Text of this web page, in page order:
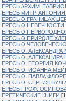
ЕРЕСЬ АРХИМ.
ЕРЕСЬ МИТР.
ЕРЕСЬ О ГРАНИЦАХ
ЕРЕСЬ О НЕВЕЧНОСТИ
ЕРЕСЬ О
ЕРЕСЬ О ПРИРОДЕ
ЕРЕСЬ О
ЕРЕСЬ О. АЛЕКСАНДРА
ЕРЕСЬ О.
ЕРЕСЬ О. ГЕОРГИЯ
ЕРЕСЬ О. ИОАННА
ЕРЕСЬ О. ПАВЛА
ЕРЕСЬ О. СЕРГИЯ
ЕРЕСЬ ПРОФ.
ЕРЕТИЧЕСКИЕ КНИГИ